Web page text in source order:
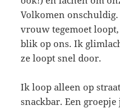
Volkomen
vrouw tegemoet
blik op ons. Ik
ze loopt snel door.
Ik loop alleen op
snackbar. Een